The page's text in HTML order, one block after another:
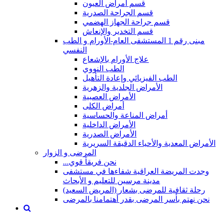
قسم أمراض العيون
قسم الجراحة الصدرية
قسم جراحة الجهاز الهضمي
قسم التخدير والإنعاش
مبنى رقم 1 المستشفى العام-الأورام و الطب
النفسي
علاج الأورام بالإشعاع
الطب النووي
الطب الفيزيائي وإعادة التأهيل
الأمراض الجلدية والزهرية
الأمراض العصبية
أمراض الكلى
أمراض المناعة والحساسية
الأمراض الداخلية
الأمراض الصدرية
الأمراض المعدية والأحياء الدقيقة السريرية
المرضى و الزوار
...نحن فريقاً قوي
وجدت المريضة العراقية شفاءها في مستشفى
مدينة مرسين للتعليم و الأبحاث
رحلة ثقافية للمرضى بشعار (المريض السعيد)
نحن نهتم بأسر المرضى بقدر أهتمامنا بالمرضى